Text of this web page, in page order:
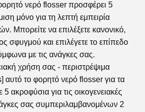
νερό flosser προσφέρει 5
μόνο για τη λεπτή εμπειρία
Μπορείτε να επιλέξετε κανονικό,
σφυγμού και επιλέγετε το επίπεδο
με τις ανάγκες σας.
χρήση σας - περιστρέψιμα
αυτό το φορητό νερό flosser για τα
5 ακροφύσια για τις οικογενειακές
σας συμπεριλαμβανομένων 2